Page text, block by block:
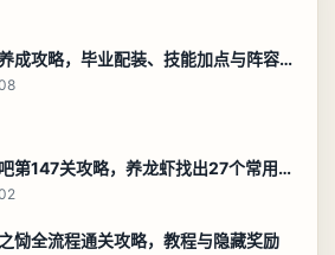
异环白藏养成攻略，毕业配装、技能加点与阵容搭配保姆级解析
聪明开局吧第147关攻略，养龙虾找出27个常用字通关答案
恸全流程通关攻略，教程与隐藏奖励